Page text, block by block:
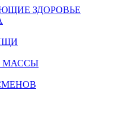
ЗДОРОВЬЕ
МАССЫ